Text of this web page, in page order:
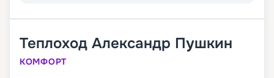
Теплоход Александр Пушкин
КОМФОРТ